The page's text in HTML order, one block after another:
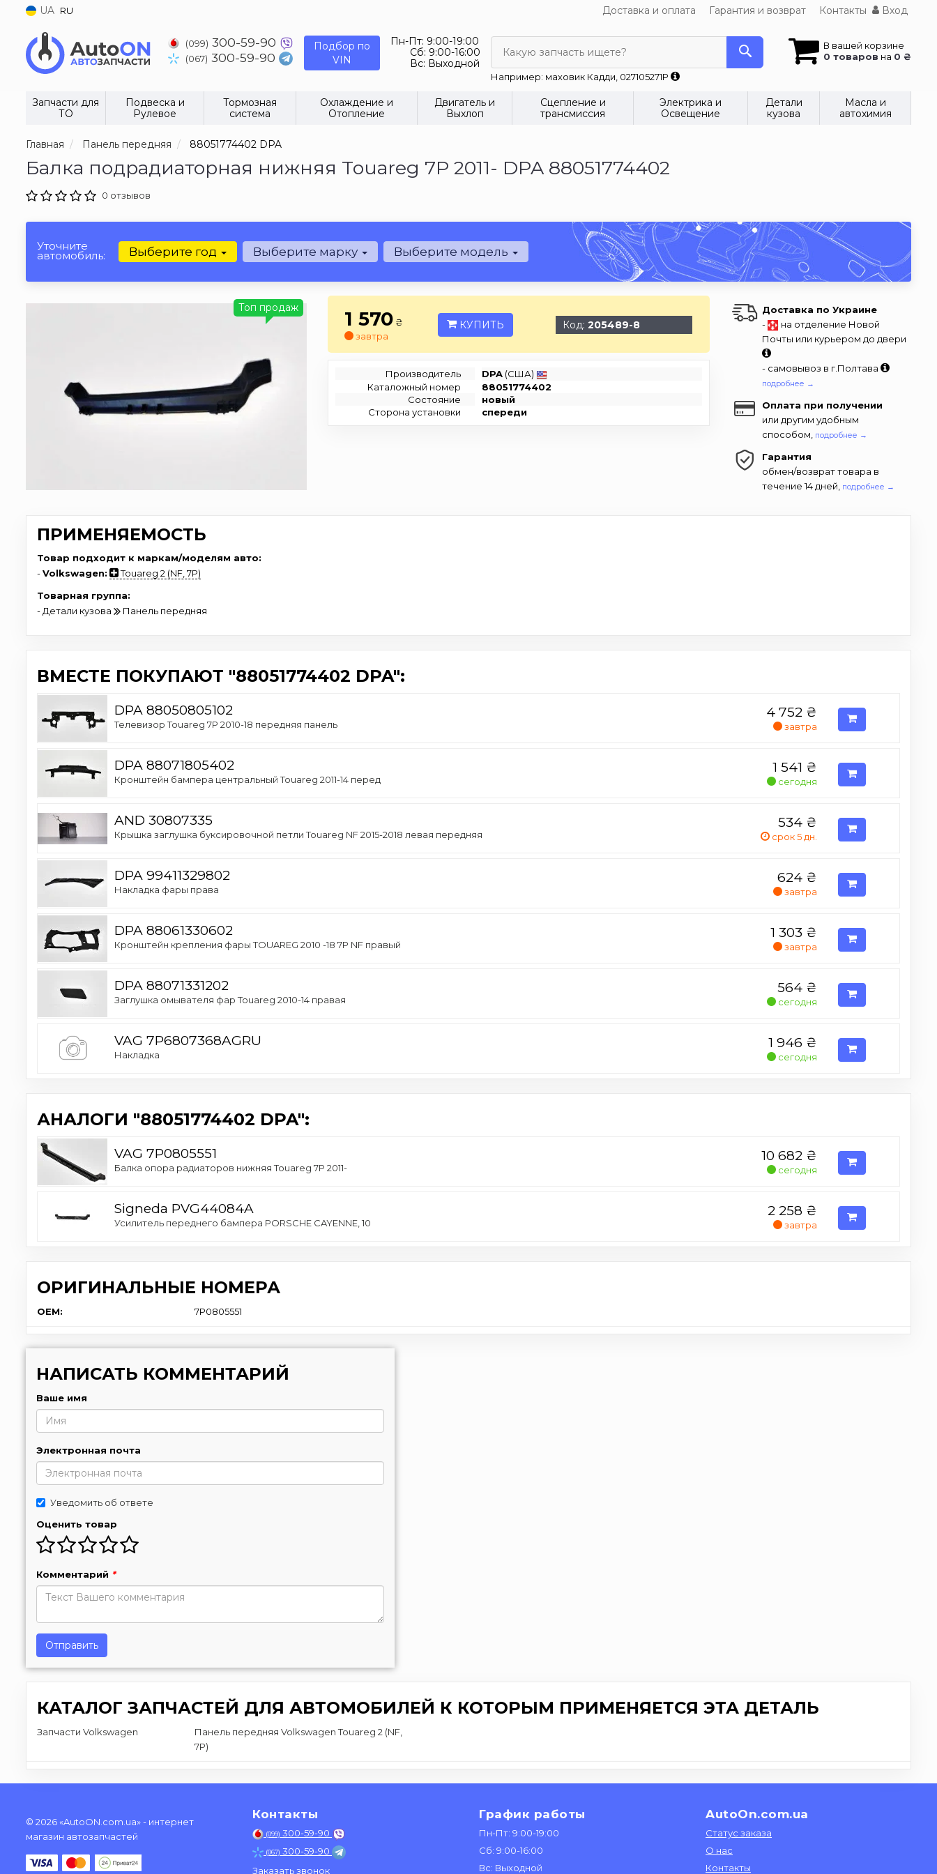
UA RU Доставка и оплата Гарантия и возврат Контакты Вход
(099) 300-59-90
(067) 300-59-90
Подбор по
VIN
Пн-Пт: 9:00-19:00
Сб: 9:00-16:00
Вс: Выходной
В вашей корзине
0 товаров на 0 ₴
Какую запчасть ищете?
Например: маховик Кадди, 027105271P
Запчасти для
ТО
Подвеска и
Рулевое
Тормозная
система
Охлаждение и
Отопление
Двигатель и
Выхлоп
Сцепление и
трансмиссия
Электрика и
Освещение
Детали
кузова
Масла и
автохимия
Главная Панель передняя 88051774402 DPA
Балка подрадиаторная нижняя Touareg 7P 2011- DPA 88051774402
0 отзывов
Уточните
автомобиль: Выберите год Выберите марку Выберите модель
Топ продаж 1 570 ₴
завтра
КУПИТЬ Код:205489-8
Производитель DPA (США)
Каталожный номер
88051774402
Состояние
новый
Сторона установки
спереди
Доставка по Украине
-
на отделение Новой
Почты или курьером до двери
- самовывоз в г.Полтава
подробнее →
Оплата при получении
или другим удобным
способом, подробнее →
Гарантия
обмен/возврат товара в
течение 14 дней, подробнее →
ПРИМЕНЯЕМОСТЬ
Товар подходит к маркам/моделям авто:
-Volkswagen:
Touareg 2 (NF, 7P)
Товарная группа:
- Детали кузова
Панель передняя
ВМЕСТЕ ПОКУПАЮТ "88051774402 DPA":
DPA 88050805102
Телевизор Touareg 7P 2010-18 передняя панель
4 752 ₴
завтра
DPA 88071805402
Кронштейн бампера центральный Touareg 2011-14 перед
1 541 ₴
сегодня
AND 30807335
Крышка заглушка буксировочной петли Touareg NF 2015-2018 левая передняя
534 ₴
срок 5 дн.
DPA 99411329802
Накладка фары права
624 ₴
завтра
DPA 88061330602
Кронштейн крепления фары TOUAREG 2010 -18 7P NF правый
1 303 ₴
завтра
DPA 88071331202
Заглушка омывателя фар Touareg 2010-14 правая
564 ₴
сегодня
VAG 7P6807368AGRU
Накладка
1 946 ₴
сегодня
АНАЛОГИ "88051774402 DPA":
VAG 7P0805551
Балка опора радиаторов нижняя Touareg 7P 2011-
10 682 ₴
сегодня
Signeda PVG44084A
Усилитель переднего бампера PORSCHE CAYENNE, 10
2 258 ₴
завтра
ОРИГИНАЛЬНЫЕ НОМЕРА
OEM: 7P0805551
НАПИСАТЬ КОММЕНТАРИЙ
Ваше имя
Электронная почта
Уведомить об ответе
Оценить товар
Комментарий *
Отправить
КАТАЛОГ ЗАПЧАСТЕЙ ДЛЯ АВТОМОБИЛЕЙ К КОТОРЫМ ПРИМЕНЯЕТСЯ ЭТА ДЕТАЛЬ
Запчасти Volkswagen
Панель передняя Volkswagen Touareg 2 (NF,
7P)
© 2026 «AutoON.com.ua» - интернет
магазин автозапчастей
Контакты
(099) 300-59-90
(067) 300-59-90
Заказать звонок
График работы
Пн-Пт: 9:00-19:00
Сб: 9:00-16:00
Вс: Выходной
AutoOn.com.ua
Статус заказа
О нас
Контакты